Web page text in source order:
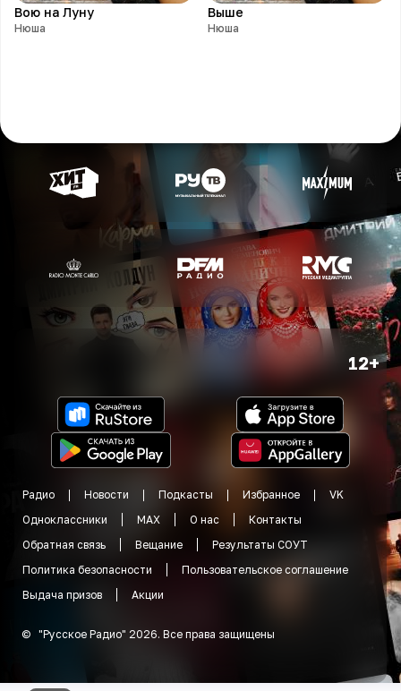
Вою на Луну
Нюша
Выше
Нюша
12+
Радио Новости Подкасты Избранное
VK
Одноклассники
MAX О нас
Контакты
Обратная связь
Вещание
Результаты СОУТ
Политика безопасности
Пользовательское соглашение
Выдача призов
Акции
© "Русское Радио" 2026. Все права защищены